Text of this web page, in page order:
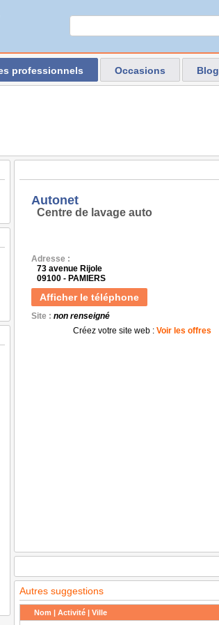
professionnels Occasions Blog
Autonet
Centre de lavage auto
Adresse :
73 avenue Rijole
09100 - PAMIERS
Afficher le téléphone
Site : non renseigné
Créez votre site web : Voir les offres
Autres suggestions
Nom | Activité | Ville